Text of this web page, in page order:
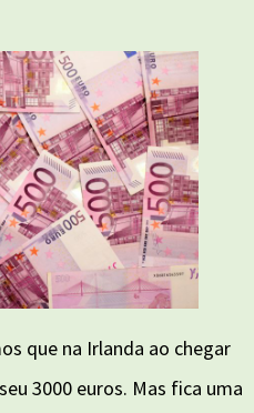
que na Irlanda ao chegar
3000 euros. Mas fica uma